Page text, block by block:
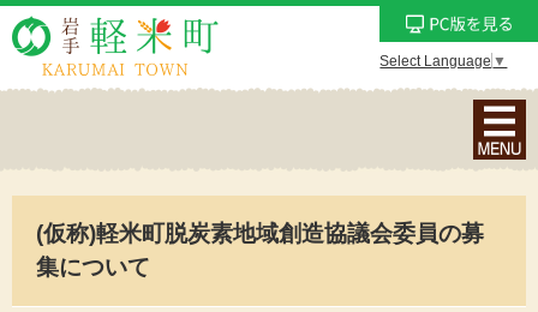
Select Language ▼
ナ
ビ
シ
(仮称)軽米町脱炭素地域創造協議会委員の募
集について